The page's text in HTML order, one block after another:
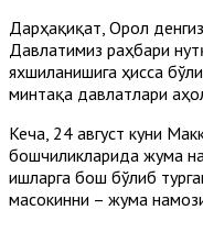
Дарҳақиқат, Орол
Давлатимиз раҳбари
яхшиланишига ҳисса
минтақа давлатлари
Кеча, 24 август куни
бошчиликларида жума
ишларга бош бўлиб
масокинни – жума